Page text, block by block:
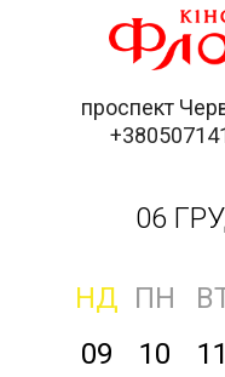
проспект
06
НД ПН
09
10 11